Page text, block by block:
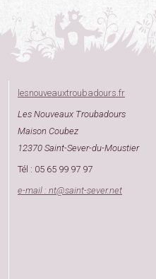
lesnouveauxtroubadours.fr
Les Nouveaux Troubadours
Maison Coubez
12370 Saint-Sever-du-Moustier
Tél : 05 65 99 97 97
e-mail : nt@saint-sever.net